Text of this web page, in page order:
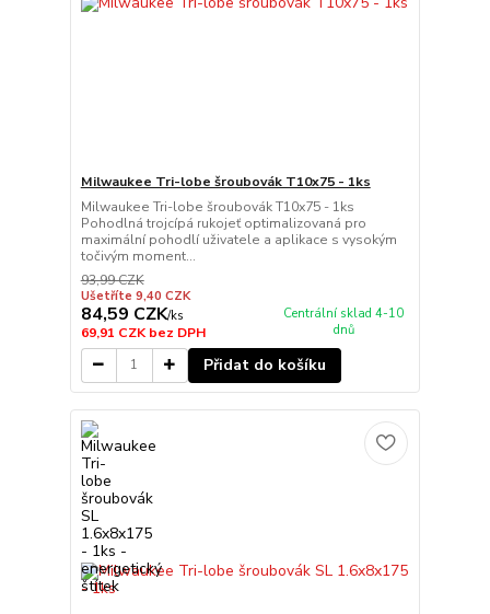
Milwaukee Tri-lobe šroubovák T10x75 - 1ks
Milwaukee Tri-lobe šroubovák T10x75 - 1ks
Pohodlná trojcípá rukojeť optimalizovaná pro
maximální pohodlí uživatele a aplikace s vysokým
točivým moment...
93,99 CZK
Ušetříte 9,40 CZK
84,59 CZK/ks
69,91 CZKbez DPH
Centrální sklad 4-10
dnů
Přidat do košíku